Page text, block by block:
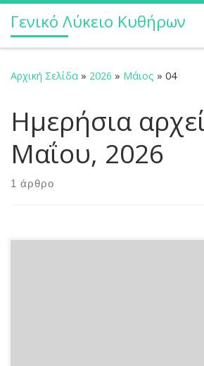
Μετάβαση στο περιεχόμενο
Γενικό Λύκειο Κυθήρων
Αρχική Σελίδα » 2026 » Μάιος » 04
Ημερήσια
Μαΐου, 2026
1 άρθρο